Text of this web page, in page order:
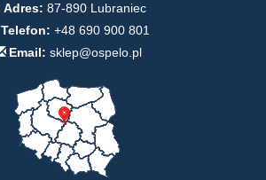
Adres: 87-890 Lubraniec
Telefon: +48 690 900 801
Email: sklep@ospelo.pl